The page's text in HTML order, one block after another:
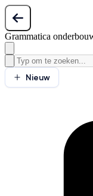
Grammatica
Nieuw